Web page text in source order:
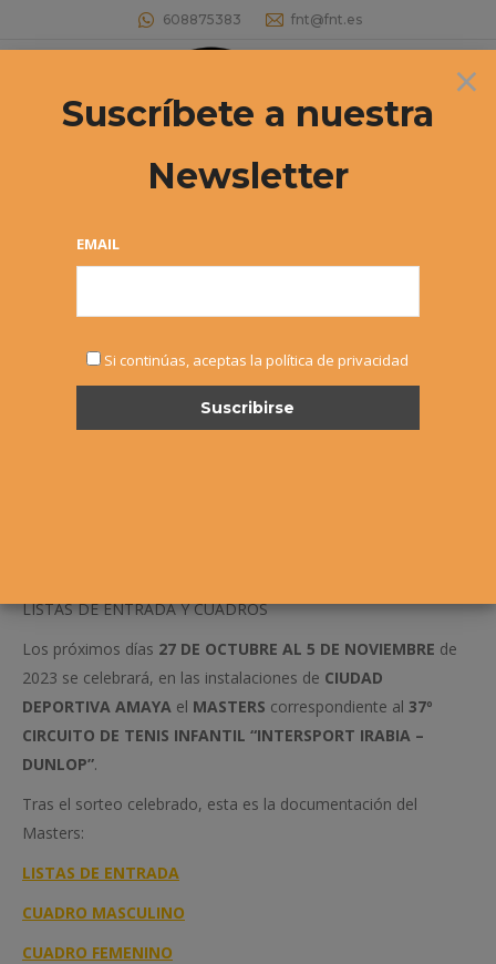
608875383 fnt@fnt.es
Buscar:
LISTAS DE ENTRADA Y CUADROS
Los próximos días 27 DE OCTUBRE AL 5 DE NOVIEMBRE de
2023 se celebrará, en las instalaciones de CIUDAD
DEPORTIVA AMAYA el MASTERS correspondiente al 37º
CIRCUITO DE TENIS INFANTIL “INTERSPORT IRABIA –
DUNLOP”.
Tras el sorteo celebrado, esta es la documentación del
Masters:
LISTAS DE ENTRADA
CUADRO MASCULINO
CUADRO FEMENINO
×
Suscríbete a nuestra
Newsletter
EMAIL
Si continúas, aceptas la política de privacidad